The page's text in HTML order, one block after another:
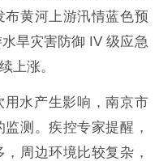
黄河上游汛情蓝色预
旱灾害防御 IV 级应急
上涨。
水产生影响，南京市
测。疾控专家提醒，
周边环境比较复杂，